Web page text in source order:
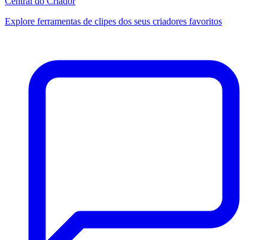
Explore ferramentas de clipes dos seus criadores favoritos